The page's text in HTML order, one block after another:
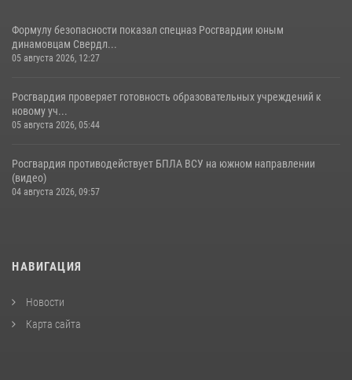
Формулу безопасности показал спецназ Росгвардии юным
динамовцам Свердл...
05 августа 2026, 12:27
Росгвардия проверяет готовность образовательных учреждений к
новому уч...
05 августа 2026, 05:44
Росгвардия противодействует БПЛА ВСУ на южном направлении
(видео)
04 августа 2026, 09:57
НАВИГАЦИЯ
Новости
Карта сайта